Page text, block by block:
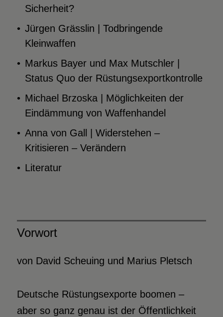
Sicherheit?
Jürgen Grässlin | Todbringende
Kleinwaffen
Markus Bayer und Max Mutschler |
Status Quo der Rüstungsexportkontrolle
Michael Brzoska | Möglichkeiten der
Eindämmung von Waffenhandel
Anna von Gall | Widerstehen –
Kritisieren – Verändern
Literatur
Vorwort
von David Scheuing und Marius Pletsch
Deutsche Rüstungsexporte boomen –
aber so ganz genau ist der Öffentlichkeit